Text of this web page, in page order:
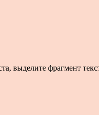
выделите фрагмент